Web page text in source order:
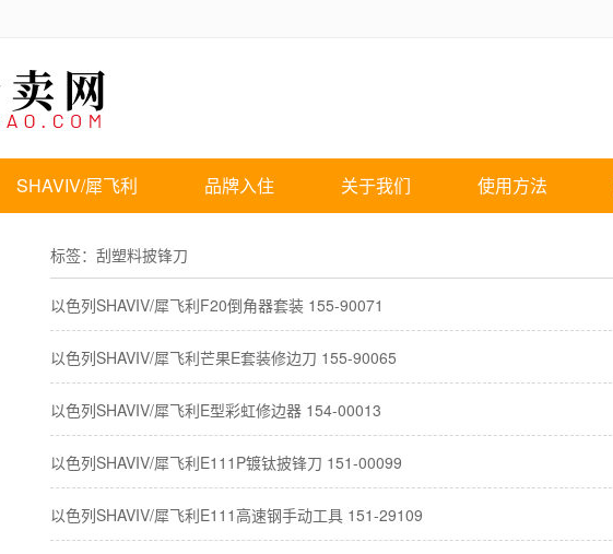
SHAVIV/犀飞利 品牌入住 关于我们 使用方法
标签：刮塑料披锋刀
以色列SHAVIV/犀飞利F20倒角器套装 155-90071
​以色列SHAVIV/犀飞利芒果E套装修边刀 155-90065
以色列SHAVIV/犀飞利E型彩虹修边器 154-00013
​以色列SHAVIV/犀飞利E111P镀钛披锋刀 151-00099
以色列SHAVIV/犀飞利E111高速钢手动工具 151-29109